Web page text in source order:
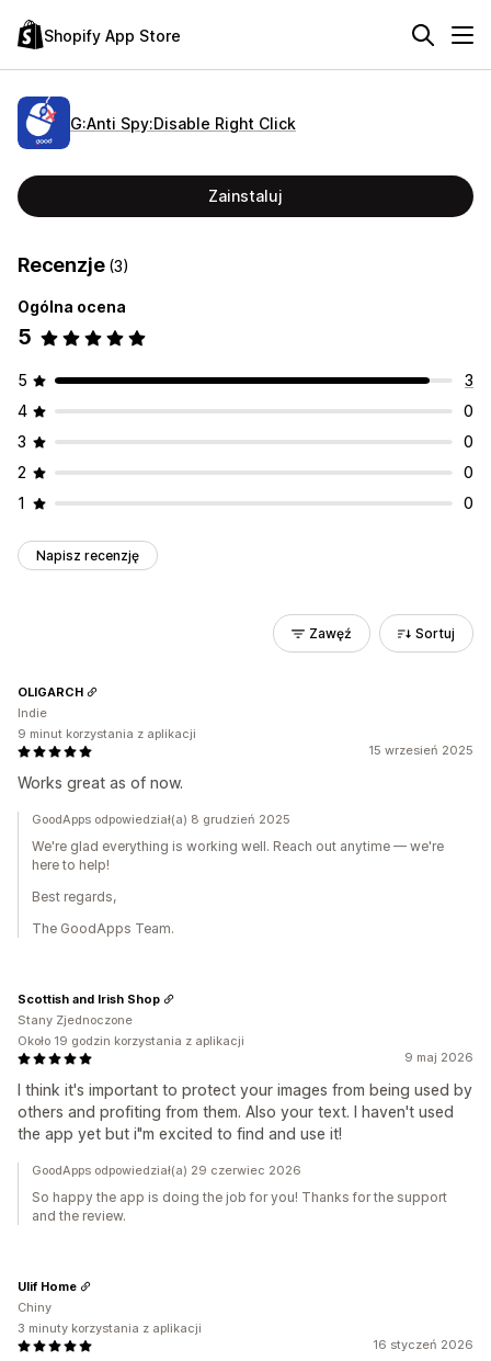
Shopify App Store
G:Anti Spy:Disable Right Click
Zainstaluj
Recenzje (3)
Ogólna ocena
5
5
3
4
0
3
0
2
0
1
0
Napisz recenzję
Zawęź Sortuj
15 wrzesień 2025
Works great as of now.
OLIGARCH
Indie
9 minut korzystania z aplikacji
GoodApps odpowiedział(a) 8 grudzień 2025
We're glad everything is working well. Reach out anytime — we're
here to help!
Best regards,
The GoodApps Team.
9 maj 2026
I think it's important to protect your images from being used by
others and profiting from them. Also your text. I haven't used
the app yet but i"m excited to find and use it!
Scottish and Irish Shop
Stany Zjednoczone
Około 19 godzin korzystania z aplikacji
GoodApps odpowiedział(a) 29 czerwiec 2026
So happy the app is doing the job for you! Thanks for the support
and the review.
16 styczeń 2026
Ulif Home
Chiny
3 minuty korzystania z aplikacji